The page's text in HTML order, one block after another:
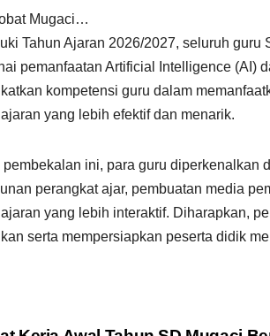
Mugaci…
Tahun Ajaran 2026/2027, seluruh
pemanfaatan Artificial Intelligence (AI)
kompetensi guru dalam
yang lebih efektif dan menarik.
pembekalan ini, para guru diperkenalkan
perangkat ajar, pembuatan media
yang lebih interaktif. Diharapkan,
serta mempersiapkan peserta didik